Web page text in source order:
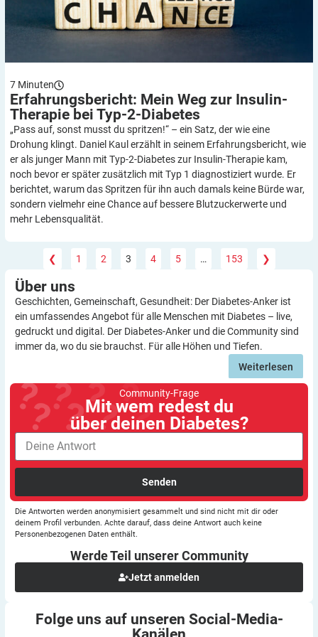
7 Minuten
Erfahrungsbericht: Mein Weg zur Insulin-
Therapie bei Typ-2-Diabetes
„Pass auf, sonst musst du spritzen!“ – ein Satz, der wie eine
Drohung klingt. Daniel Kaul erzählt in seinem Erfahrungsbericht, wie
er als junger Mann mit Typ-2-Diabetes zur Insulin-Therapie kam,
noch bevor er später zusätzlich mit Typ 1 diagnostiziert wurde. Er
berichtet, warum das Spritzen für ihn auch damals keine Bürde war,
sondern vielmehr eine Chance auf bessere Blutzuckerwerte und
mehr Lebensqualität.
❮ 1 2 3 4 5 … 153 ❯
Über uns
Geschichten, Gemeinschaft, Gesundheit: Der Diabetes-Anker ist
ein umfassendes Angebot für alle Menschen mit Diabetes – live,
gedruckt und digital. Der Diabetes-Anker und die Community sind
immer da, wo du sie brauchst. Für alle Höhen und Tiefen.
Weiterlesen
Community-Frage
Mit wem redest du
über deinen Diabetes?
Senden
Die Antworten werden anonymisiert gesammelt und sind nicht mit dir oder
deinem Profil verbunden. Achte darauf, dass deine Antwort auch keine
Personenbezogenen Daten enthält.
Werde Teil unserer Community
Jetzt anmelden
Folge uns auf unseren Social-Media-